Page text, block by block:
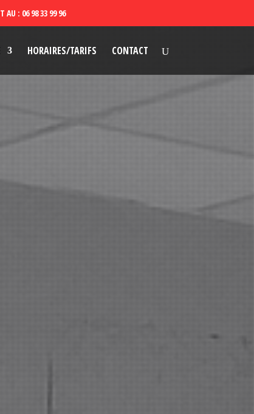
HORAIRES/TARIFS CONTACT